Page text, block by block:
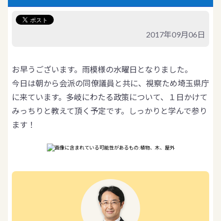
2017年09月06日
お早うございます。雨模様の水曜日となりました。
今日は朝から会派の同僚議員と共に、視察ため埼玉県庁
に来ています。多岐にわたる政策について、１日かけて
みっちりと教えて頂く予定です。しっかりと学んで参り
ます！